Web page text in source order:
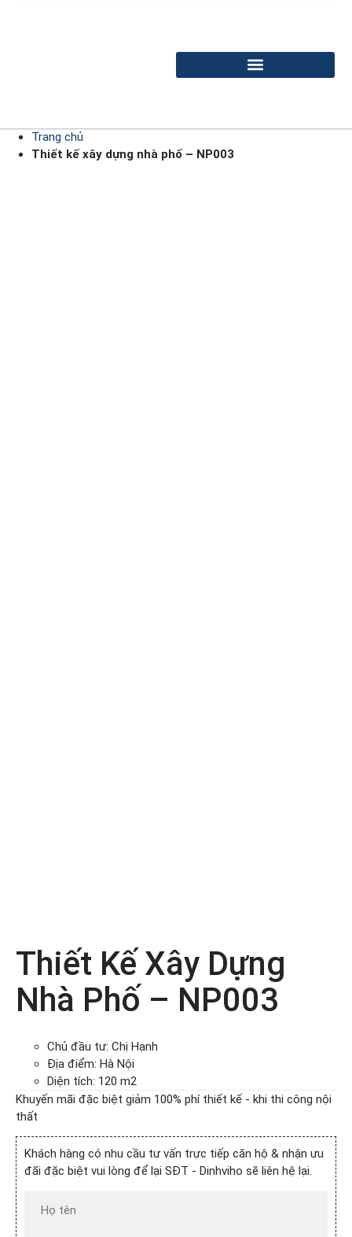
Trang chủ
Thiết kế xây dựng nhà phố – NP003
Thiết Kế Xây Dựng
Nhà Phố – NP003
Chủ đầu tư: Chị Hạnh
Địa điểm: Hà Nội
Diện tích: 120 m2
Khuyến mãi đặc biệt giảm 100% phí thiết kế - khi thi công nội
thất
Khách hàng có nhu cầu tư vấn trực tiếp căn hộ & nhận ưu
đãi đặc biệt vui lòng để lại SĐT - Dinhviho sẽ liên hệ lại.